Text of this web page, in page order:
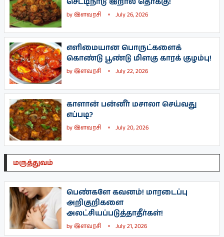
byஇளவரசி July 26, 2026
எளிமையான பொருட்களைக்
கொண்டு பூண்டு மிளகு காரக் குழம்பு!
byஇளவரசி July 22, 2026
காளான் பன்னீர் மசாலா செய்வது
எப்படி?
byஇளவரசி July 20, 2026
மருத்துவம்
பெண்களே கவனம்! மாரடைப்பு
அறிகுறிகளை
அலட்சியப்படுத்தாதீர்கள்!
byஇளவரசி July 21, 2026